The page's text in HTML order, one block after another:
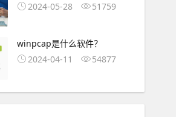
2024-05-28
51759
winpcap是什么软件？
2024-04-11
54877